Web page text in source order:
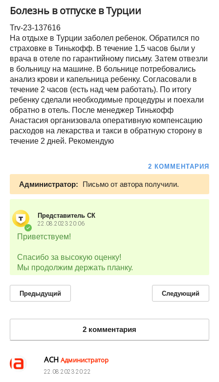
Болезнь в отпуске в Турции
Trv-23-137616
На отдыхе в Турции заболел ребенок. Обратился по
страховке в Тинькофф. В течение 1,5 часов были у
врача в отеле по гарантийному письму. Затем отвезли
в больницу на машине. В больнице потребовались
анализ крови и капельница ребенку. Согласовали в
течение 2 часов (есть над чем работать). По итогу
ребенку сделали необходимые процедуры и поехали
обратно в отель. После менеджер Тинькофф
Анастасия организовала оперативную компенсацию
расходов на лекарства и такси в обратную сторону в
течение 2 дней. Рекомендую
2 КОММЕНТАРИЯ
Администратор: Письмо от автора получили.
Представитель СК
22.08.2023 20:06
Приветствуем!
Спасибо за высокую оценку!
Мы продолжим держать планку.
Предыдущий Следующий
2 комментария
АСН Администратор
22.08.2023 20:22